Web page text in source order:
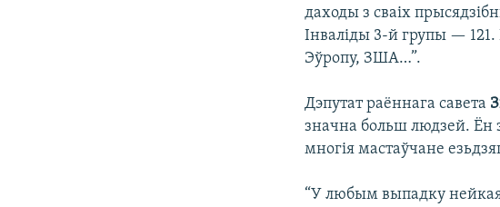
даходы з сваіх
Інваліды 3-й групы — 121.
Эўропу, ЗША…”.
Дэпутат раённага савета
значна больш людзей. Ён
многія мастаўчане
“У любым выпадку нейкая